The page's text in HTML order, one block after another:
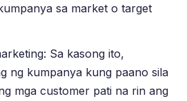
sa market o target
Sa kasong ito,
ng kumpanya kung paano sila
mga customer pati na rin ang